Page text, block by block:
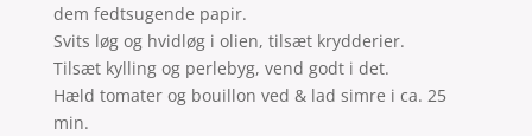
dem fedtsugende papir.
Svits løg og hvidløg i olien, tilsæt krydderier.
Tilsæt kylling og perlebyg, vend godt i det.
Hæld tomater og bouillon ved & lad simre i ca. 25
min.